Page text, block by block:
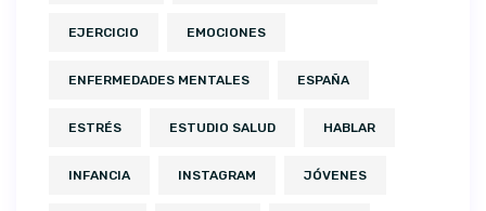
EJERCICIO EMOCIONES
ENFERMEDADES MENTALES ESPAÑA
ESTRÉS ESTUDIO SALUD HABLAR
INFANCIA INSTAGRAM JÓVENES